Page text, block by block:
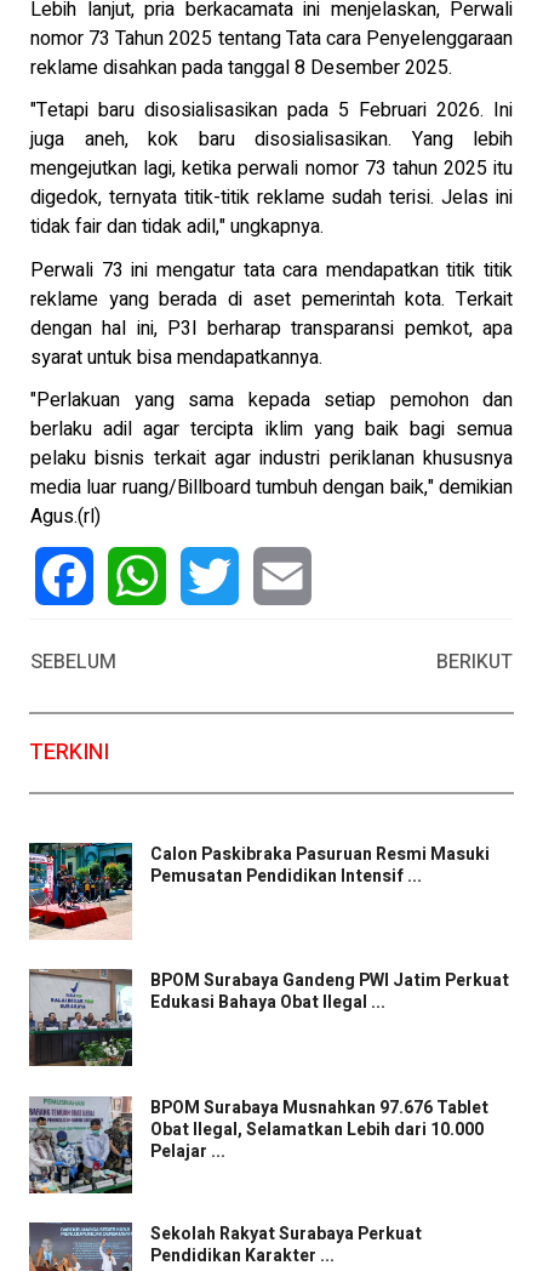
Lebih lanjut, pria berkacamata ini menjelaskan, Perwali
nomor 73 Tahun 2025 tentang Tata cara Penyelenggaraan
reklame disahkan pada tanggal 8 Desember 2025.
"Tetapi baru disosialisasikan pada 5 Februari 2026. Ini
juga aneh, kok baru disosialisasikan. Yang lebih
mengejutkan lagi, ketika perwali nomor 73 tahun 2025 itu
digedok, ternyata titik-titik reklame sudah terisi. Jelas ini
tidak fair dan tidak adil," ungkapnya.
Perwali 73 ini mengatur tata cara mendapatkan titik titik
reklame yang berada di aset pemerintah kota. Terkait
dengan hal ini, P3I berharap transparansi pemkot, apa
syarat untuk bisa mendapatkannya.
"Perlakuan yang sama kepada setiap pemohon dan
berlaku adil agar tercipta iklim yang baik bagi semua
pelaku bisnis terkait agar industri periklanan khususnya
media luar ruang/Billboard tumbuh dengan baik," demikian
Agus.(rl)
SEBELUM
BERIKUT
TERKINI
Calon Paskibraka Pasuruan Resmi Masuki
Pemusatan Pendidikan Intensif ...
BPOM Surabaya Gandeng PWI Jatim Perkuat
Edukasi Bahaya Obat Ilegal ...
BPOM Surabaya Musnahkan 97.676 Tablet
Obat Ilegal, Selamatkan Lebih dari 10.000
Pelajar ...
Sekolah Rakyat Surabaya Perkuat
Pendidikan Karakter ...